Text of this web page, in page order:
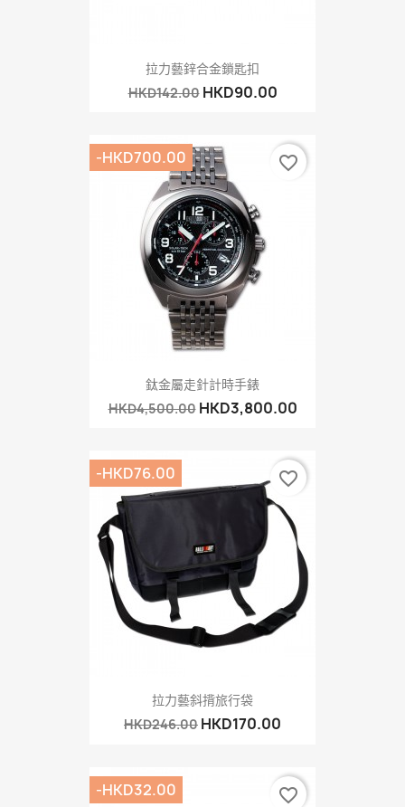
拉力藝鋅合金鎖匙扣
HKD142.00 HKD90.00
鈦金屬走針計時手錶
HKD4,500.00 HKD3,800.00
-HKD700.00 favorite_border
拉力藝斜揹旅行袋
HKD246.00 HKD170.00
-HKD76.00 favorite_border
-HKD32.00 favorite_border